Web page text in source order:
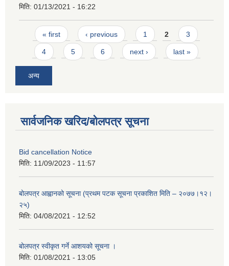
मिति: 01/13/2021 - 16:22
Pages
« first ‹ previous 1 2 3
4 5 6 next › last »
अन्य
सार्वजनिक खरिद/बोलपत्र सूचना
Bid cancellation Notice
मिति: 11/09/2023 - 11:57
बोलपत्र आह्वानको सूचना (प्रथम पटक सूचना प्रकाशित मिति – २०७७।१२।
२५)
मिति: 04/08/2021 - 12:52
बोलपत्र स्वीकृत गर्ने आशयको सूचना ।
मिति: 01/08/2021 - 13:05